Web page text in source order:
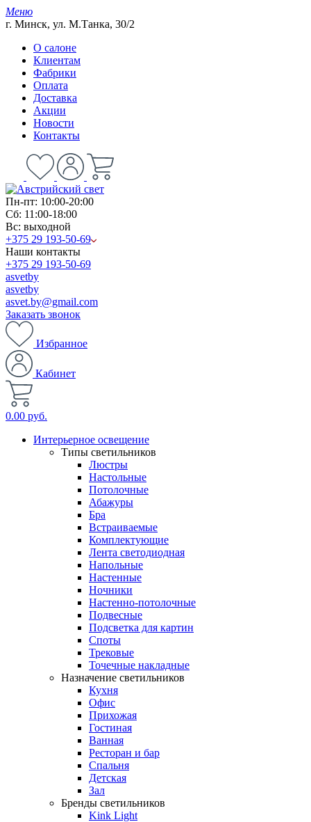
Меню
г. Минск, ул. М.Танка, 30/2
О салоне
Клиентам
Фабрики
Оплата
Доставка
Акции
Новости
Контакты
Пн-пт: 10:00-20:00
Сб: 11:00-18:00
Вс: выходной
+375 29 193-50-69
Наши контакты
+375 29 193-50-69
asvetby
asvetby
asvet.by@gmail.com
Заказать звонок
Избранное
Кабинет
0.00 руб.
Интерьерное освещение
Типы светильников
Люстры
Настольные
Потолочные
Абажуры
Бра
Встраиваемые
Комплектующие
Лента светодиодная
Напольные
Настенные
Ночники
Настенно-потолочные
Подвесные
Подсветка для картин
Споты
Трековые
Точечные накладные
Назначение светильников
Кухня
Офис
Прихожая
Гостиная
Ванная
Ресторан и бар
Спальня
Детская
Зал
Бренды светильников
Kink Light